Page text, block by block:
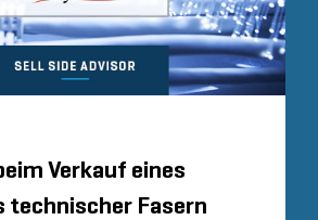
Verkauf eines
technischer Fasern